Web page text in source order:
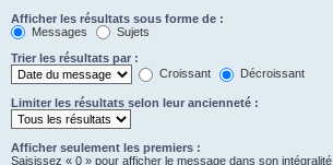
Afficher les résultats sous forme de :
Messages
Sujets
Trier les résultats par :
Croissant
Décroissant
Limiter les résultats selon leur ancienneté :
Afficher seulement les premiers :
Saisissez « 0 » pour afficher le message dans son intégralité.